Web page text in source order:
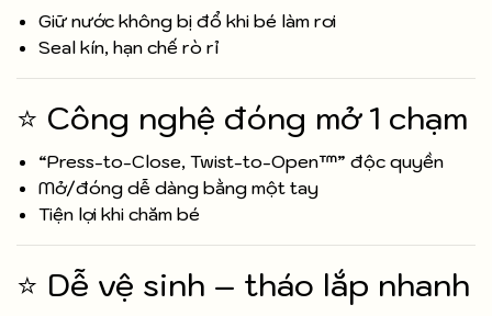
Giữ nước không bị đổ khi bé làm rơi
Seal kín, hạn chế rò rỉ
⭐ Công nghệ đóng mở 1 chạm
“Press-to-Close, Twist-to-Open™” độc quyền
Mở/đóng dễ dàng bằng một tay
Tiện lợi khi chăm bé
⭐ Dễ vệ sinh – tháo lắp nhanh